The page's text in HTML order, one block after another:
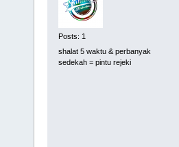
Posts: 1
shalat 5 waktu & perbanyak
sedekah = pintu rejeki